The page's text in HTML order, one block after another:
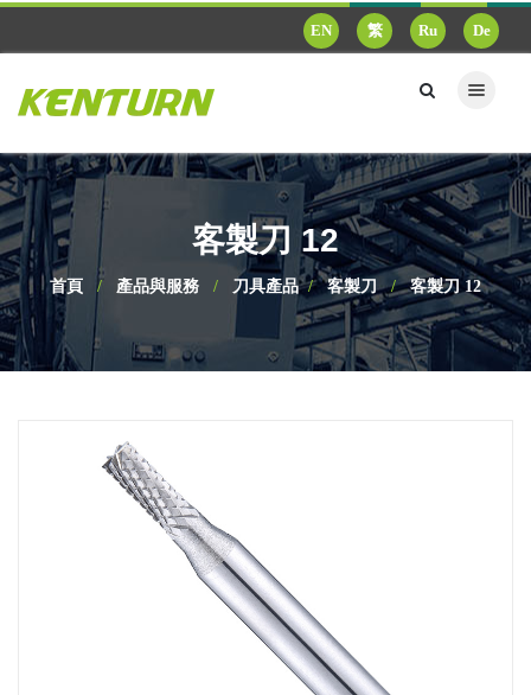
EN 繁 Ru De
客製刀 12
首頁 產品與服務 刀具產品 客製刀 客製刀 12